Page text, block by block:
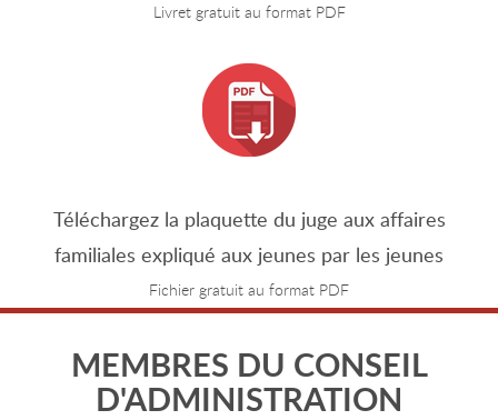
Livret gratuit au format PDF
Téléchargez la plaquette du juge aux affaires
familiales expliqué aux jeunes par les jeunes
Fichier gratuit au format PDF
MEMBRES DU CONSEIL
D'ADMINISTRATION